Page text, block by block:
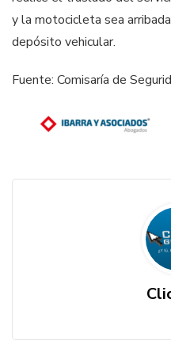
y la motocicleta sea
depósito vehicular.
Fuente: Comisaría de